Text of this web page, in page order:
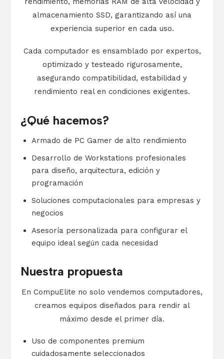
almacenamiento SSD, garantizando así una
experiencia superior en cada uso.
Cada computador es ensamblado por expertos,
optimizado y testeado rigurosamente,
asegurando compatibilidad, estabilidad y
rendimiento real en condiciones exigentes.
¿Qué hacemos?
Armado de PC Gamer de alto rendimiento
Desarrollo de Workstations profesionales
para diseño, arquitectura, edición y
programación
Soluciones computacionales para empresas y
negocios
Asesoría personalizada para configurar el
equipo ideal según cada necesidad
Nuestra propuesta
En CompuElite no solo vendemos computadores,
creamos equipos diseñados para rendir al
máximo desde el primer día.
Uso de componentes premium
cuidadosamente seleccionados